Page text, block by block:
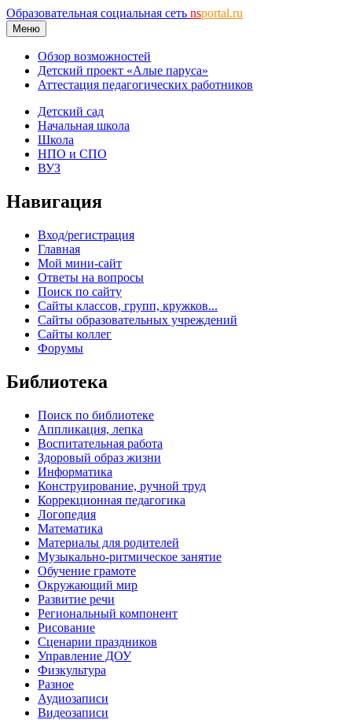
Образовательная социальная сеть nsportal.ru
Меню
Обзор возможностей
Детский проект «Алые паруса»
Аттестация педагогических работников
Детский сад
Начальная школа
Школа
НПО и СПО
ВУЗ
Навигация
Вход/регистрация
Главная
Мой мини-сайт
Ответы на вопросы
Поиск по сайту
Сайты классов, групп, кружков...
Сайты образовательных учреждений
Сайты коллег
Форумы
Библиотека
Поиск по библиотеке
Аппликация, лепка
Воспитательная работа
Здоровый образ жизни
Информатика
Конструирование, ручной труд
Коррекционная педагогика
Логопедия
Математика
Материалы для родителей
Музыкально-ритмическое занятие
Обучение грамоте
Окружающий мир
Развитие речи
Региональный компонент
Рисование
Сценарии праздников
Управление ДОУ
Физкультура
Разное
Аудиозаписи
Видеозаписи